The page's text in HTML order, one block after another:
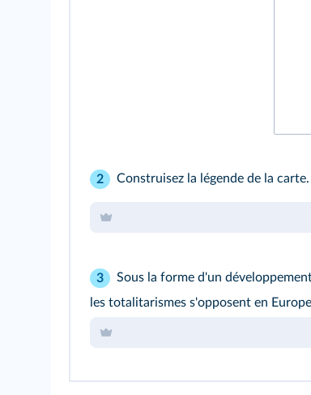
2 Construisez la légende de la carte.
3
Sous la forme d'un
les totalitarismes s'opposent en